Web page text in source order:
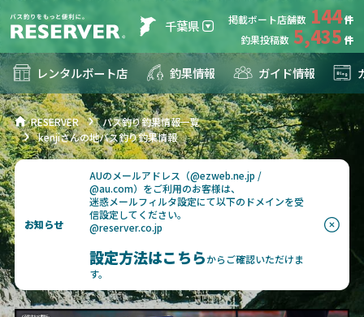
千葉県 掲載ボート店舗数 144
釣果投稿数 5,435
レンタルボート店 釣果情報 ガイド情報
RESERVER
バス釣り釣果情報一覧
kenjiさんの地バス釣り釣果情報
お知らせ
AUのメールアドレス（@ezweb.ne.jp /
@au.com）をご利用のお客様は、
迷惑メールフィルタ設定にて以下のドメインを受
信設定してください。
@reserver.co.jp
設定方法はこちらからご確認いただけま
す。